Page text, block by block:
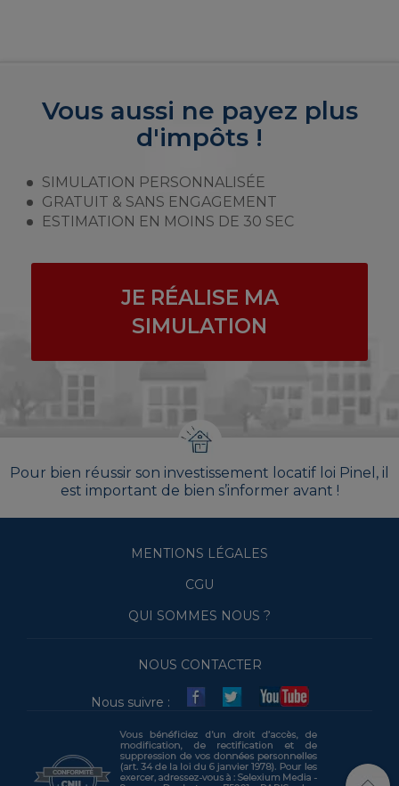
Vous aussi ne payez plus
d'impôts !
SIMULATION PERSONNALISÉE
GRATUIT & SANS ENGAGEMENT
ESTIMATION EN MOINS DE 30 SEC
JE RÉALISE MA
SIMULATION
Pour bien réussir son investissement locatif loi Pinel, il
est important de bien s’informer avant !
MENTIONS LÉGALES
CGU
QUI SOMMES NOUS ?
NOUS CONTACTER
Nous suivre :